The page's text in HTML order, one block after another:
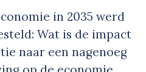
in 2035 werd
Wat is de impact
naar een nagenoeg